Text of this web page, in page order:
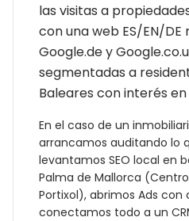
las visitas a
con una web ES/EN/DE
Google.de y
segmentadas a
Baleares con interés en
En el caso de un
arrancamos auditando lo
levantamos SEO local en
Palma de Mallorca (
Portixol), abrimos Ads con
conectamos todo a un